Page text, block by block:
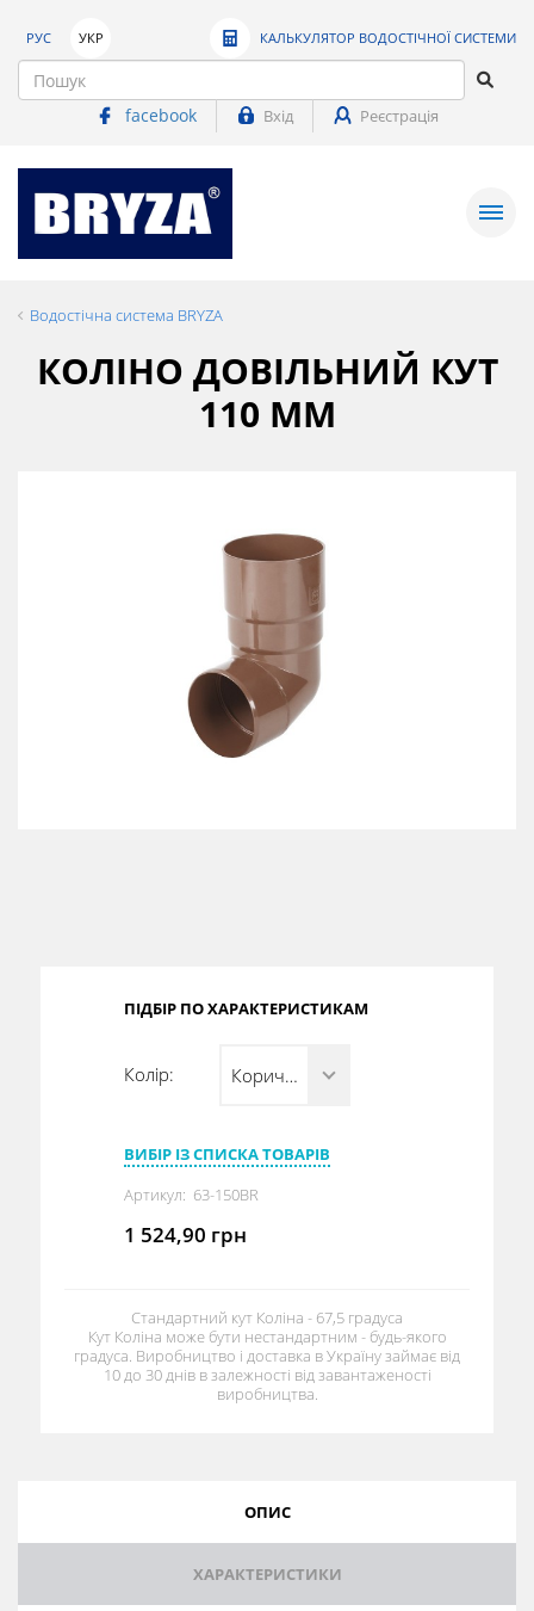
РУС УКР КАЛЬКУЛЯТОР ВОДОСТІЧНОЇ СИСТЕМИ
facebook Вхід Реєстрація
Каталоги
Прайс-листи
Водостічна система BRYZA
КОЛІНО ДОВІЛЬНИЙ КУТ
110 ММ
ПІДБІР ПО ХАРАКТЕРИСТИКАМ
Колір: Коричневий (RAL 8017)
ВИБІР ІЗ СПИСКА ТОВАРІВ
Артикул: 63-150BR
1 524,90 грн
Стандартний кут Коліна - 67,5 градуса
Кут Коліна може бути нестандартним - будь-якого
градуса. Виробництво і доставка в Україну займає від
10 до 30 днів в залежності від завантаженості
виробництва.
ОПИС
ХАРАКТЕРИСТИКИ